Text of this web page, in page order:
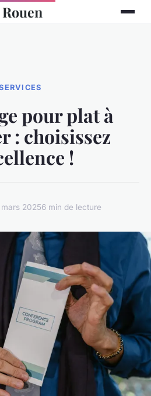
pour plat à
: choisissez
!
20256 min de lecture